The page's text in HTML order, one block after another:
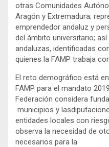
otras Comunidades
Aragón y Extremadura;
emprendedor andaluz y
del ámbito universitario;
andaluzas, identificadas
quienes la FAMP trabaja
El reto demográfico está
FAMP para el mandato
Federación considera
municipios y
entidades locales con
observa la necesidad de
necesarios para la